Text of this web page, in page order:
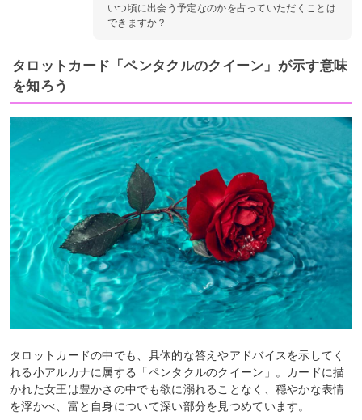
いつ頃に出会う予定なのかを占っていただくことは
できますか？
タロットカード「ペンタクルのクイーン」が示す意味
を知ろう
タロットカードの中でも、具体的な答えやアドバイスを示してく
れる小アルカナに属する「ペンタクルのクイーン」。カードに描
かれた女王は豊かさの中でも欲に溺れることなく、穏やかな表情
を浮かべ、富と自身について深い部分を見つめています。